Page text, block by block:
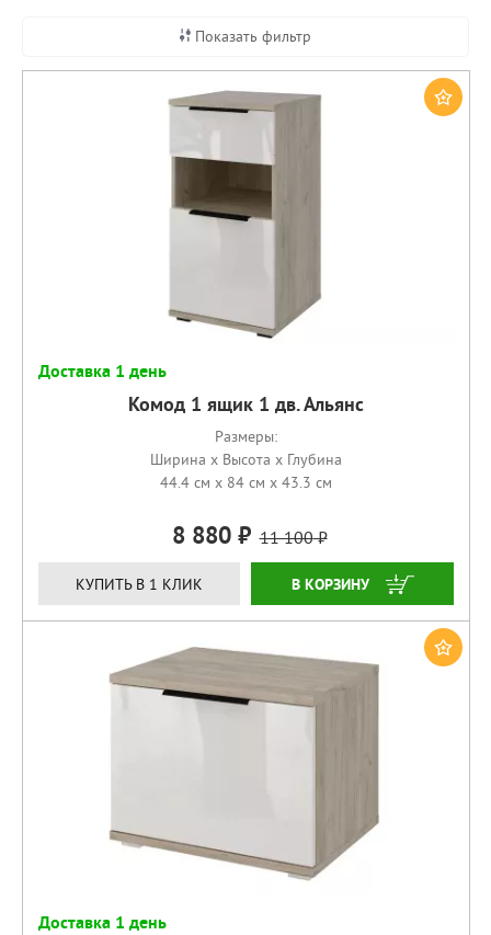
Показать фильтр
Доставка 1 день
Комод 1 ящик 1 дв. Альянс
Размеры:
Ширина x Высота x Глубина
44.4 см x 84 см x 43.3 см
8 880 11 100
КУПИТЬ В 1 КЛИК КУПИТЬ
Доставка 1 день